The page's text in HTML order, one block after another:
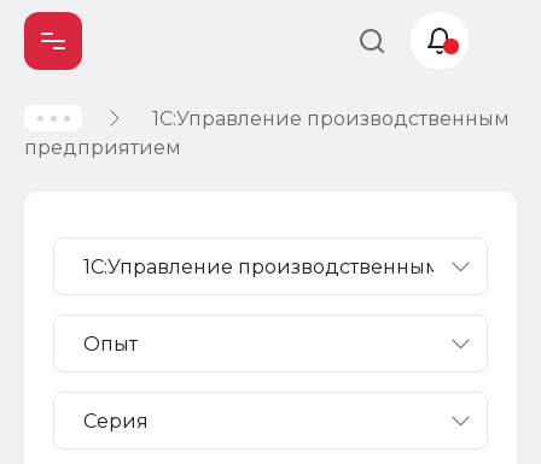
1С:Управление производственным
предприятием
Учет и
налогообложение